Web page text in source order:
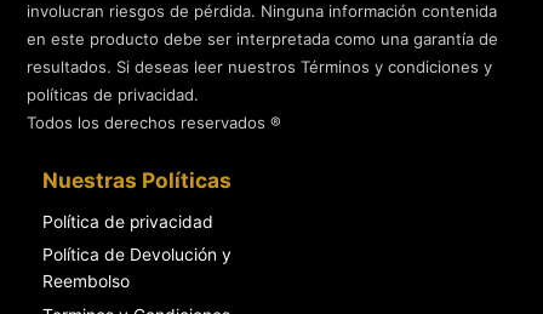
involucran riesgos de pérdida. Ninguna información contenida
en este producto debe ser interpretada como una garantía de
resultados. Si deseas leer nuestros Términos y condiciones y
políticas de privacidad.
Todos los derechos reservados ®
Nuestras Políticas
Política de privacidad
Política de Devolución y
Reembolso